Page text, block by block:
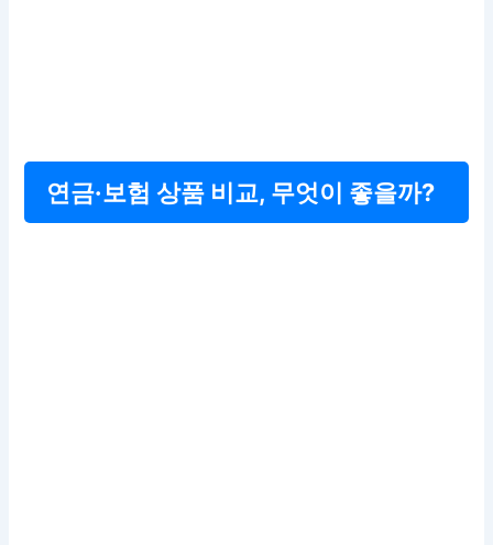
연금·보험 상품 비교, 무엇이 좋을까?